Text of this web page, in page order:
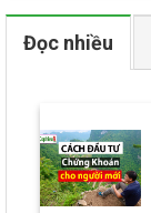
Đọc nhiều